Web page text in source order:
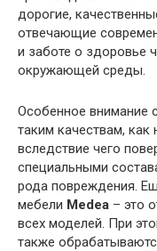
дорогие,
отвечающие
и заботе о здоровье
окружающей среды.
Особенное внимание
таким качествам, как
вследствие чего
специальными
рода повреждения.
мебели Medea – это
всех моделей. При
также